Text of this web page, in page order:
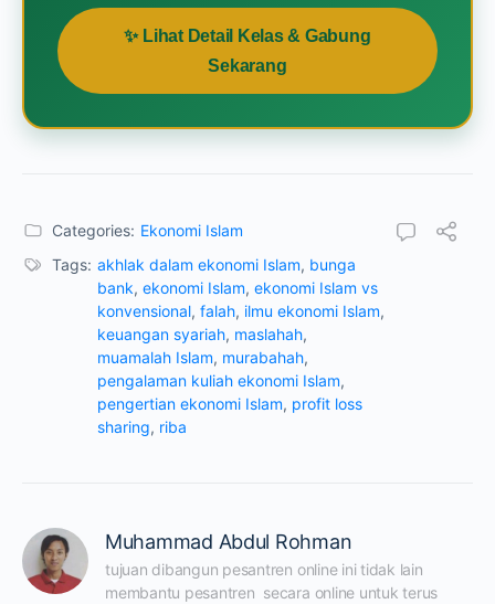
✨ Lihat Detail Kelas & Gabung
Sekarang
Categories: Ekonomi Islam
Tags: akhlak dalam ekonomi Islam, bunga
bank, ekonomi Islam, ekonomi Islam vs
konvensional, falah, ilmu ekonomi Islam,
keuangan syariah, maslahah,
muamalah Islam, murabahah,
pengalaman kuliah ekonomi Islam,
pengertian ekonomi Islam, profit loss
sharing, riba
Muhammad Abdul Rohman
tujuan dibangun pesantren online ini tidak lain
membantu pesantren  secara online untuk terus